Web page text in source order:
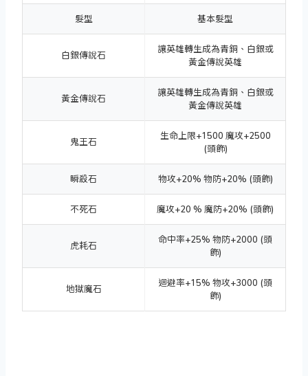
髮型 基本髮型
白銀傳說石
讓英雄轉生成為青銅、白銀或
黃金傳說英雄
黃金傳說石
讓英雄轉生成為青銅、白銀或
黃金傳說英雄
鬼王石
生命上限+1500 魔攻+2500
(頭飾)
瞬殺石 物攻+20% 物防+20% (頭飾)
不死石 魔攻+20 % 魔防+20% (頭飾)
虎耗石
命中率+25% 物防+2000 (頭
飾)
地獄魔石
迴避率+15% 物攻+3000 (頭
飾)